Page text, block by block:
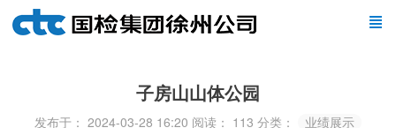
子房山山体公园
发布于： 2024-03-28 16:20 阅读： 113 分类： 业绩展示